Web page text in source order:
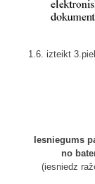
1.6. izteikt
Iesniegums
no
(iesniedz